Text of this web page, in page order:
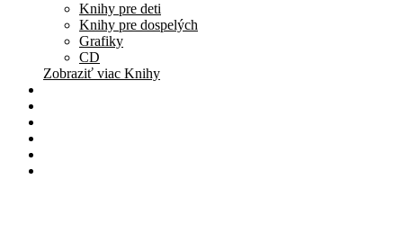
Knihy pre deti
Knihy pre dospelých
Grafiky
CD
Zobraziť viac Knihy